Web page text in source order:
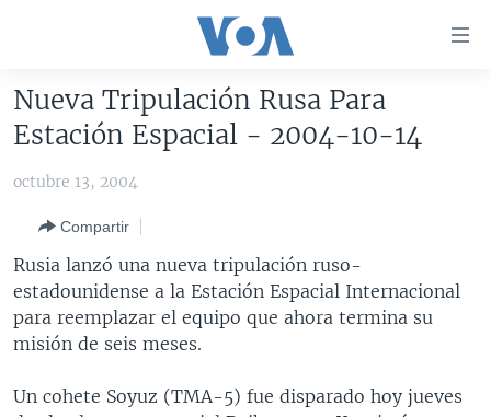
accesibilidad
contenido
Salte
navegador
principal
Salte
AMÉRICA DEL NORTE
MÉXICO
HAITÍ
ELECCIONES EEUU 2024
ELECCIONES EEUU
VOTO DIVIDIDO
VOA VERIFICA
VOA VERIFICA UCRANIA/RUSIA
VOA VERIFICA INMIGRACIÓN
VOA VERIFICA AMÉRICA LATINA
AMÉRICA LATINA
ARGENTINA
BOLIVIA
COLOMBIA
CHILE
CHINA EN AMÉRICA LATINA
CENTROAMÉRICA
COSTA RICA
EL SALVADOR
OTRAS SECCIONES
INMIGRACIÓN
ESPECIALES DE LA VOA
Nueva Tripulación Rusa Para
Estación Espacial - 2004-10-14
octubre 13, 2004
Compartir
Rusia lanzó una nueva tripulación ruso-
estadounidense a la Estación Espacial Internacional
para reemplazar el equipo que ahora termina su
misión de seis meses.
Un cohete Soyuz (TMA-5) fue disparado hoy jueves